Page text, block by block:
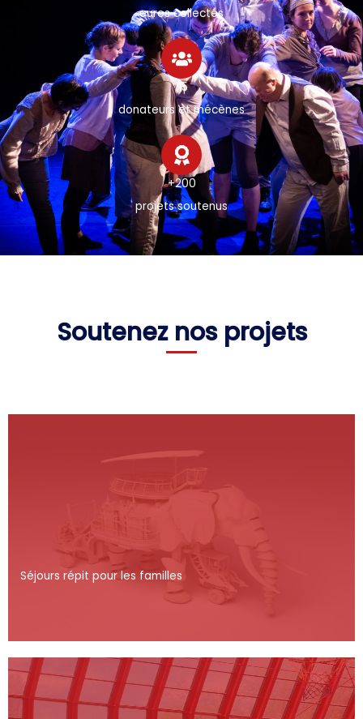
euros collectés
115
donateurs et mécènes
+200
projets soutenus
Soutenez nos projets
Séjours répit pour les familles